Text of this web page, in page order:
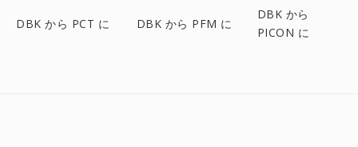
DBK から PCT に DBK から PFM に
DBK から
PICON に